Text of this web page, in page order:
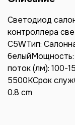
Светодиод
контроллера
C5WТип:
белыйМощность:
поток (лм): 100-
5500KСрок
0.8 cm